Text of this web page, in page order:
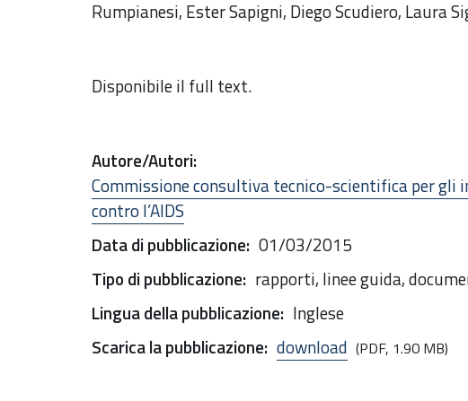
Rumpianesi, Ester Sapigni, Diego Scudiero, Laura
Disponibile il full text.
Autore/Autori:
Commissione consultiva tecnico-scientifica per gli
contro l’AIDS
Data di pubblicazione: 01/03/2015
Tipo di pubblicazione: rapporti, linee guida,
Lingua della pubblicazione: Inglese
Scarica la pubblicazione: download (PDF, 1.90 MB)